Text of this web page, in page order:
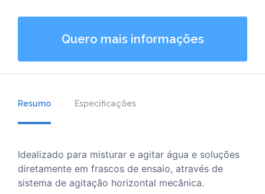
Quero mais informações
Resumo Especificações
Idealizado para misturar e agitar água e soluções
diretamente em frascos de ensaio, através de
sistema de agitação horizontal mecânica.